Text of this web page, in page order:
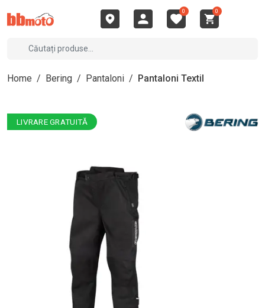
0 0
Home / Bering / Pantaloni / Pantaloni Textil
LIVRARE GRATUITĂ